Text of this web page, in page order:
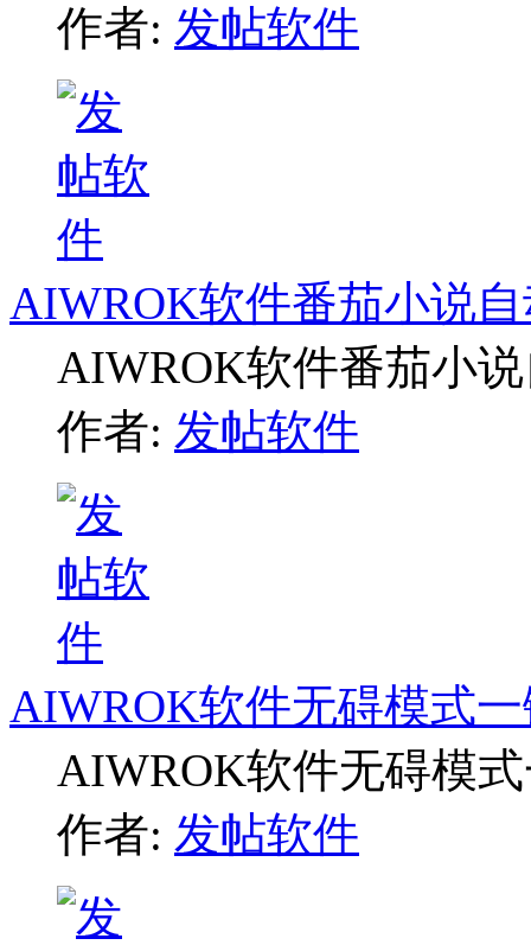
作者: 发帖软件
AIWROK软件番茄小说
AIWROK软件番茄小
作者: 发帖软件
AIWROK软件无碍模式
AIWROK软件无碍模
作者: 发帖软件